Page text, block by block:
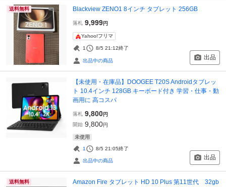
送料無料 Blackview ZENO1 8インチ タブレット 256GB
落札 9,999円
Yahoo!フリマ
1 8/5 21:12終了
出品中の商品 出品
【未使用・在庫品】DOOGEE T20S Androidタブレッ
ト 10.4インチ 128GB キーボード付き 学習・仕事・動
画用に 高コスパ
落札 9,800円
開始 9,800円
未使用
1 8/5 21:05終了
出品中の商品 出品
送料無料 Amazon Fire タブレット HD 10 Plus 第11世代 32gb